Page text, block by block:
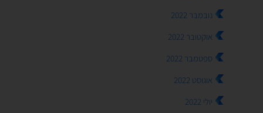
נובמבר 2022
אוקטובר 2022
ספטמבר 2022
אוגוסט 2022
יולי 2022